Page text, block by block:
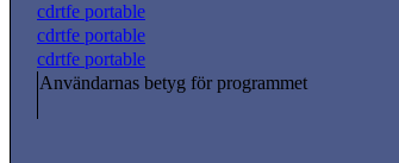
cdrtfe portable
cdrtfe portable
cdrtfe portable
Användarnas betyg för programmet